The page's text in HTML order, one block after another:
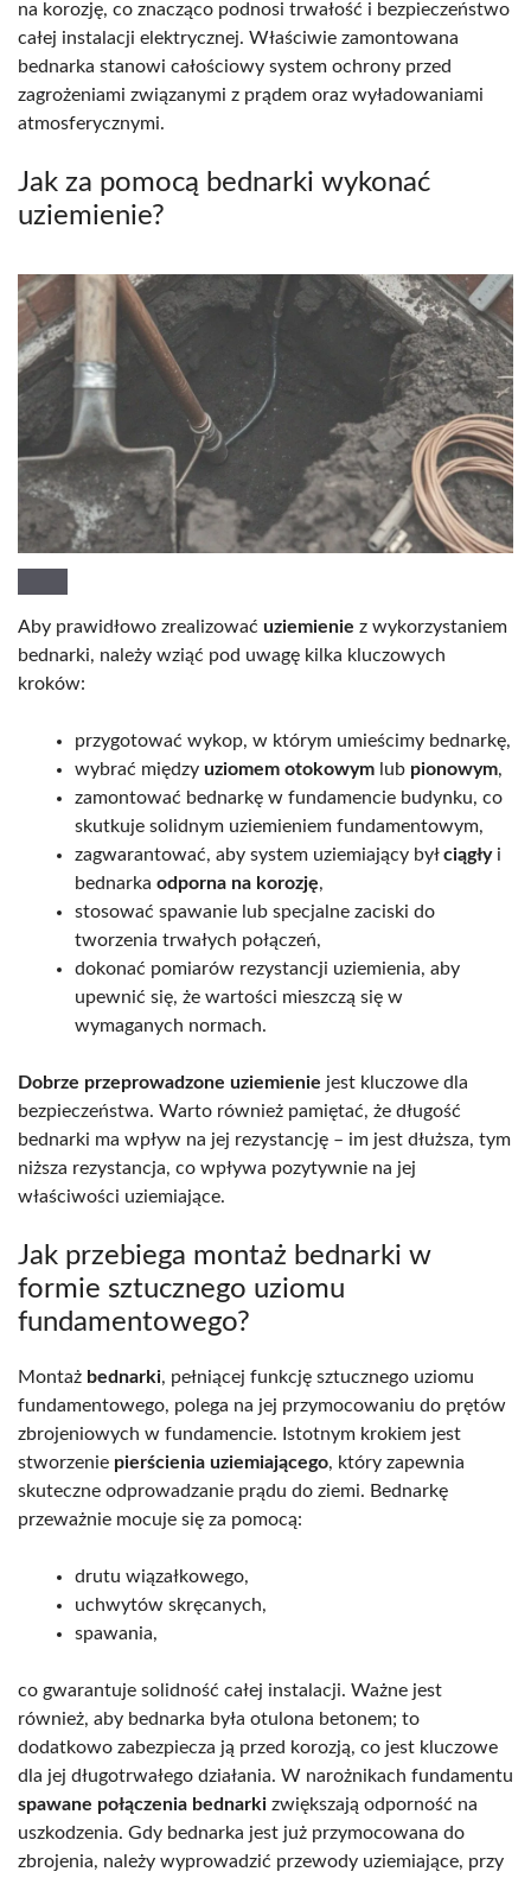
na korozję, co znacząco podnosi trwałość i bezpieczeństwo
całej instalacji elektrycznej. Właściwie zamontowana
bednarka stanowi całościowy system ochrony przed
zagrożeniami związanymi z prądem oraz wyładowaniami
atmosferycznymi.
Jak za pomocą bednarki wykonać
uziemienie?
Aby prawidłowo zrealizować uziemienie z wykorzystaniem
bednarki, należy wziąć pod uwagę kilka kluczowych
kroków:
przygotować wykop, w którym umieścimy bednarkę,
wybrać między uziomem otokowym lub pionowym,
zamontować bednarkę w fundamencie budynku, co
skutkuje solidnym uziemieniem fundamentowym,
zagwarantować, aby system uziemiający byłciągłyi
bednarka odporna na korozję,
stosować spawanie lub specjalne zaciski do
tworzenia trwałych połączeń,
dokonać pomiarów rezystancji uziemienia, aby
upewnić się, że wartości mieszczą się w
wymaganych normach.
Dobrze przeprowadzone uziemienie jest kluczowe dla
bezpieczeństwa. Warto również pamiętać, że długość
bednarki ma wpływ na jej rezystancję – im jest dłuższa, tym
niższa rezystancja, co wpływa pozytywnie na jej
właściwości uziemiające.
Jak przebiega montaż bednarki w
formie sztucznego uziomu
fundamentowego?
Montaż bednarki, pełniącej funkcję sztucznego uziomu
fundamentowego, polega na jej przymocowaniu do prętów
zbrojeniowych w fundamencie. Istotnym krokiem jest
stworzenie pierścienia uziemiającego, który zapewnia
skuteczne odprowadzanie prądu do ziemi. Bednarkę
przeważnie mocuje się za pomocą:
drutu wiązałkowego,
uchwytów skręcanych,
spawania,
co gwarantuje solidność całej instalacji. Ważne jest
również, aby bednarka była otulona betonem; to
dodatkowo zabezpiecza ją przed korozją, co jest kluczowe
dla jej długotrwałego działania. W narożnikach fundamentu
spawane połączenia bednarki zwiększają odporność na
uszkodzenia. Gdy bednarka jest już przymocowana do
zbrojenia, należy wyprowadzić przewody uziemiające, przy